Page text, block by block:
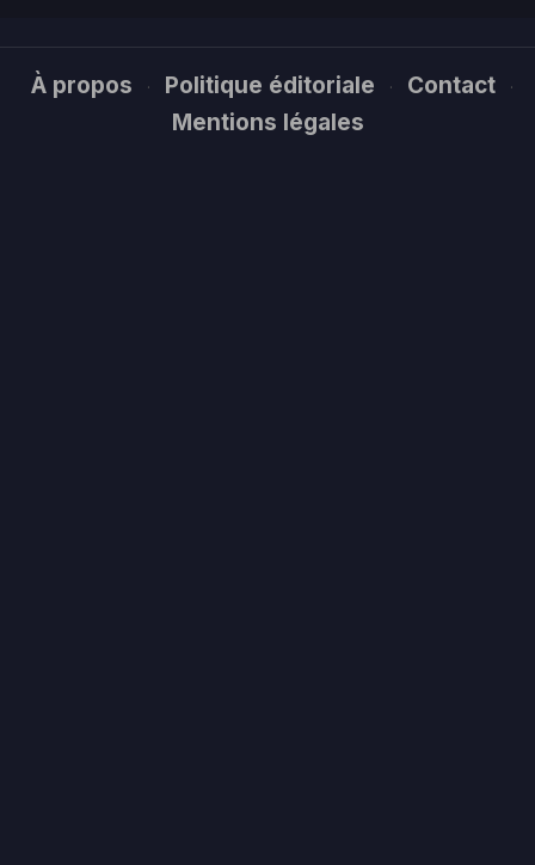
À propos · Politique éditoriale · Contact ·
Mentions légales